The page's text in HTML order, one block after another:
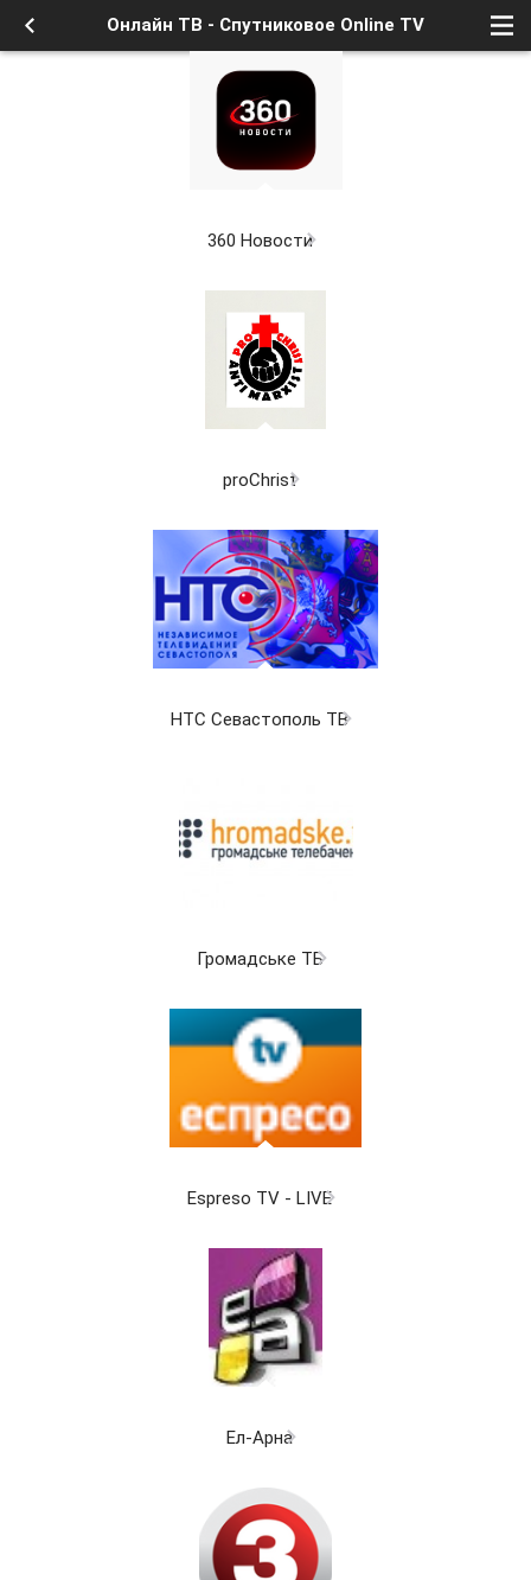
Онлайн ТВ - Спутниковое Online TV
360 Новости
proChrist
НТС Севастополь ТВ
Громадське ТБ
Espreso TV - LIVE
Ел-Арна